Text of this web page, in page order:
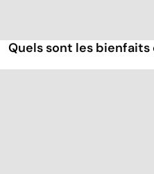
Quels sont les bienfaits